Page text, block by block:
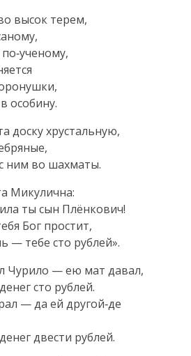
высок терем,
особину.
доску хрустальную,
ним во шахматы.
Микулична:
ты сын Плёнкович!
Бог простит,
— тебе сто рублей».
Чурило — ею мат давал,
сто рублей.
— да ей другой‑де
двести рублей.